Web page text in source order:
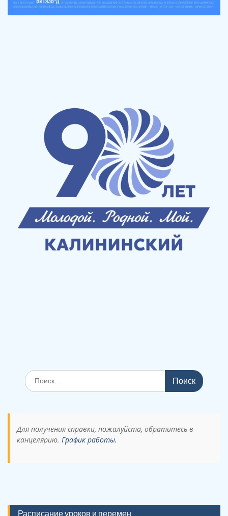
Поиск
по:
Для получения справки, пожалуйста, обратитесь в
канцелярию. График работы.
Расписание уроков и перемен